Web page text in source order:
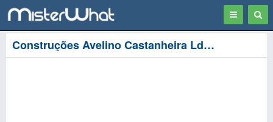
Toggle
navigation
Construções Avelino Castanheira Lda em Arganil